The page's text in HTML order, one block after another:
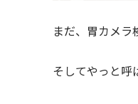
まだ、胃カメラ
そしてやっと呼